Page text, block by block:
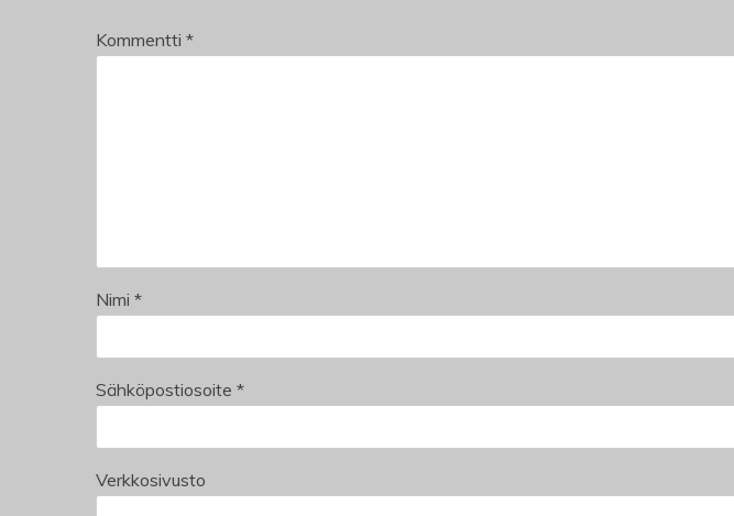
Kommentti *
Nimi *
Sähköpostiosoite *
Verkkosivusto